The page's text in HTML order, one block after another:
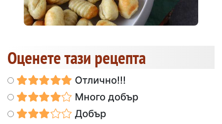
Оценете тази рецепта
Отлично!!!
Много добър
Добър